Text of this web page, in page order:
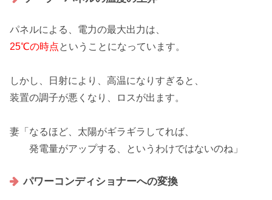
パネルによる、電力の最大出力は、
25℃の時点ということになっています。
しかし、日射により、 高温になりすぎる と、
装置の調子が悪くなり、ロスが出ます。
妻「なるほど、太陽がギラギラ してれば、
発電量がアップする、というわけではないのね」
パワーコンディショナーへの変換